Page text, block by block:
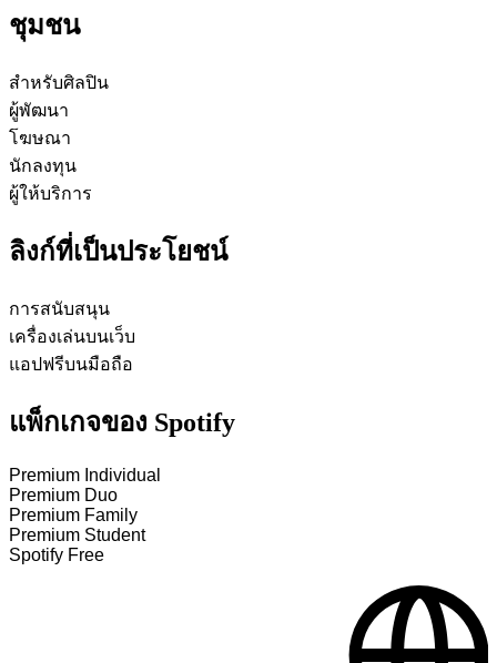
ชุมชน
สำหรับศิลปิน
ผู้พัฒนา
โฆษณา
นักลงทุน
ผู้ให้บริการ
ลิงก์ที่เป็นประโยชน์
การสนับสนุน
เครื่องเล่นบนเว็บ
แอปฟรีบนมือถือ
แพ็กเกจของ Spotify
Premium Individual
Premium Duo
Premium Family
Premium Student
Spotify Free